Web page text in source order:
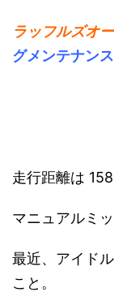
ラッフルズオ
グメンテナンス
走行距離は
マニュアルミ
最近、アイド
こと。